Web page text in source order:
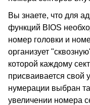
Вы знаете, что для
функций BIOS
номер головки и
организует
которой каждому
присваивается свой
нумерации выбран
увеличении номера